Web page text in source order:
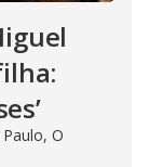
O